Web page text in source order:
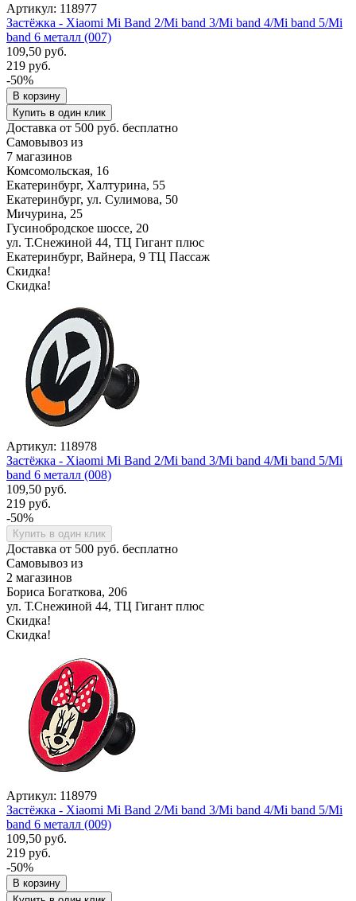
Артикул: 118977
Застёжка - Xiaomi Mi Band 2/Mi band 3/Mi band 4/Mi band 5/Mi
band 6 металл (007)
109,50 руб.
219 руб.
-50%
В корзину
Купить в один клик
Доставка от 500 руб. бесплатно
Самовывоз из
7 магазинов
Комсомольская, 16
Екатеринбург, Халтурина, 55
Екатеринбург, ул. Сулимова, 50
Мичурина, 25
Гусинобродское шоссе, 20
ул. Т.Снежиной 44, ТЦ Гигант плюс
Екатеринбург, Вайнера, 9 ТЦ Пассаж
Скидка!
Скидка!
Артикул: 118978
Застёжка - Xiaomi Mi Band 2/Mi band 3/Mi band 4/Mi band 5/Mi
band 6 металл (008)
109,50 руб.
219 руб.
-50%
Купить в один клик
Доставка от 500 руб. бесплатно
Самовывоз из
2 магазинов
Бориса Богаткова, 206
ул. Т.Снежиной 44, ТЦ Гигант плюс
Скидка!
Скидка!
Артикул: 118979
Застёжка - Xiaomi Mi Band 2/Mi band 3/Mi band 4/Mi band 5/Mi
band 6 металл (009)
109,50 руб.
219 руб.
-50%
В корзину